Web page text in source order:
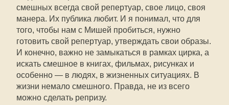
смешных всегда свой репертуар, свое лицо, своя
манера. Их публика любит. И я понимал, что для
того, чтобы нам с Мишей пробиться, нужно
готовить свой репертуар, утверждать свои образы.
И конечно, важно не замыкаться в рамках цирка, а
искать смешное в книгах, фильмах, рисунках и
особенно — в людях, в жизненных ситуациях. В
жизни немало смешного. Правда, не из всего
можно сделать репризу.